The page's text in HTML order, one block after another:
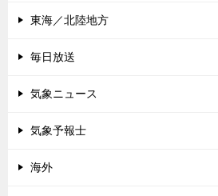
東海／北陸地方
毎日放送
気象ニュース
気象予報士
海外